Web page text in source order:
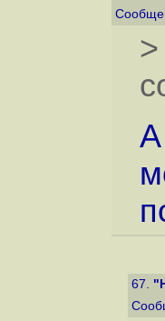
А
67.